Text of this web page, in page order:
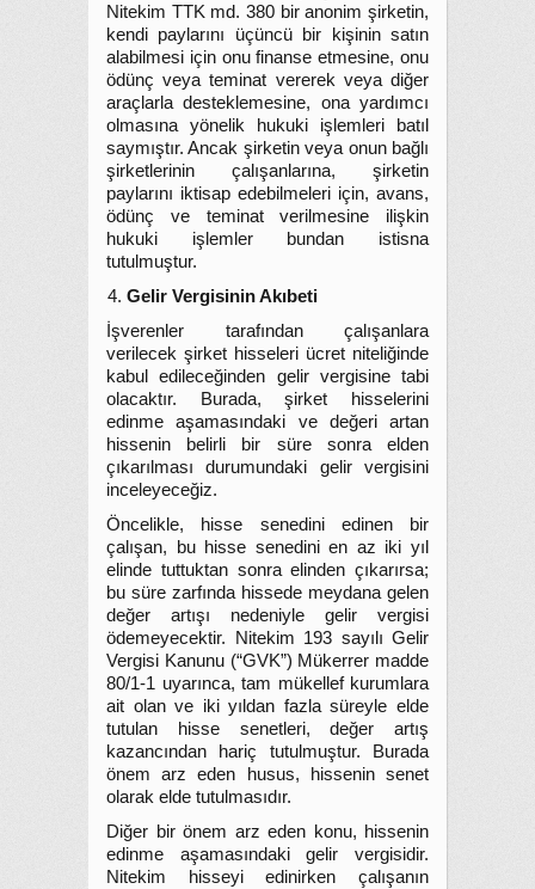
Nitekim TTK md. 380 bir anonim şirketin,
kendi paylarını üçüncü bir kişinin satın
alabilmesi için onu finanse etmesine, onu
ödünç veya teminat vererek veya diğer
araçlarla desteklemesine, ona yardımcı
olmasına yönelik hukuki işlemleri batıl
saymıştır. Ancak şirketin veya onun bağlı
şirketlerinin çalışanlarına, şirketin
paylarını iktisap edebilmeleri için, avans,
ödünç ve teminat verilmesine ilişkin
hukuki işlemler bundan istisna
tutulmuştur.
Gelir Vergisinin Akıbeti
İşverenler tarafından çalışanlara
verilecek şirket hisseleri ücret niteliğinde
kabul edileceğinden gelir vergisine tabi
olacaktır. Burada, şirket hisselerini
edinme aşamasındaki ve değeri artan
hissenin belirli bir süre sonra elden
çıkarılması durumundaki gelir vergisini
inceleyeceğiz.
Öncelikle, hisse senedini edinen bir
çalışan, bu hisse senedini en az iki yıl
elinde tuttuktan sonra elinden çıkarırsa;
bu süre zarfında hissede meydana gelen
değer artışı nedeniyle gelir vergisi
ödemeyecektir. Nitekim 193 sayılı Gelir
Vergisi Kanunu (“GVK”) Mükerrer madde
80/1-1 uyarınca, tam mükellef kurumlara
ait olan ve iki yıldan fazla süreyle elde
tutulan hisse senetleri, değer artış
kazancından hariç tutulmuştur. Burada
önem arz eden husus, hissenin senet
olarak elde tutulmasıdır.
Diğer bir önem arz eden konu, hissenin
edinme aşamasındaki gelir vergisidir.
Nitekim hisseyi edinirken çalışanın